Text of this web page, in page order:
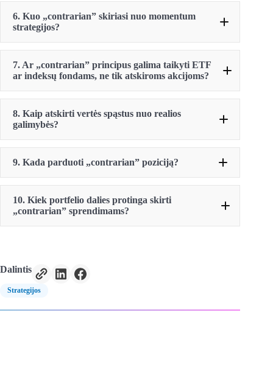
6. Kuo „contrarian” skiriasi nuo momentum
strategijos?
7. Ar „contrarian” principus galima taikyti ETF
ar indeksų fondams, ne tik atskiroms akcijoms?
8. Kaip atskirti vertės spąstus nuo realios
galimybės?
9. Kada parduoti „contrarian” poziciją?
10. Kiek portfelio dalies protinga skirti
„contrarian” sprendimams?
Dalintis
Strategijos